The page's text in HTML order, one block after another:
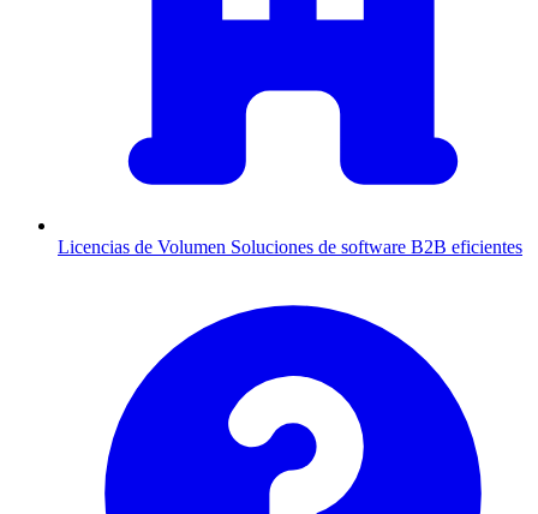
Licencias de Volumen Soluciones de software B2B eficientes